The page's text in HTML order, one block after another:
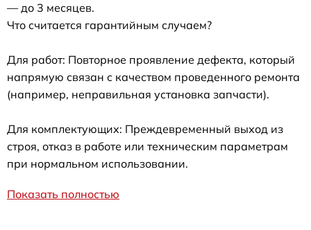
— до 3 месяцев.
Что считается гарантийным случаем?
Для работ: Повторное проявление дефекта, который
напрямую связан с качеством проведенного ремонта
(например, неправильная установка запчасти).
Для комплектующих: Преждевременный выход из
строя, отказ в работе или техническим параметрам
при нормальном использовании.
Показать полностью